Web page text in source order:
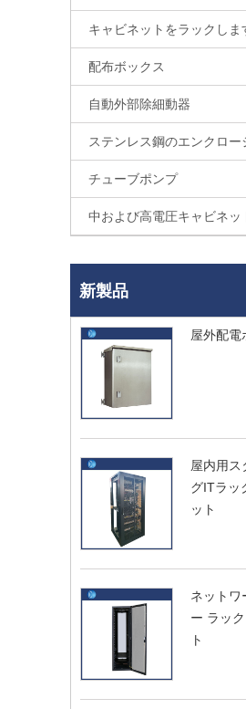
キャビネットをラックしま
配布ボックス
自動外部除細動器
ステンレス鋼のエンクロー
チューブポンプ
中および高電圧キャビネッ
新製品
屋外配電
屋内用ス
グITラッ
ット
ネットワ
ー ラッ
ト